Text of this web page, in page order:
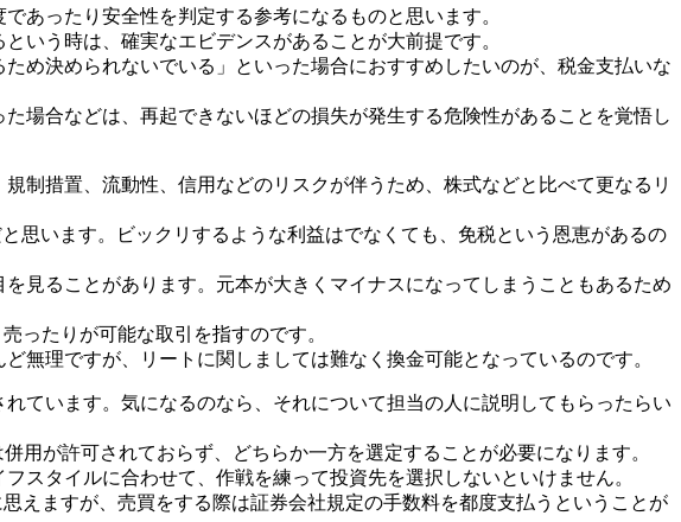
あったり安全性を判定する参考になるものと思います。
いう時は、確実なエビデンスがあることが大前提です。
め決められないでいる」といった場合におすすめしたいのが、税金支払いな
場合などは、再起できないほどの損失が発生する危険性があることを覚悟し
制措置、流動性、信用などのリスクが伴うため、株式などと比べて更なるリ
思います。ビックリするような利益はでなくても、免税という恩恵があるの
見ることがあります。元本が大きくマイナスになってしまうこともあるため
ったりが可能な取引を指すのです。
無理ですが、リートに関しましては難なく換金可能となっているのです。
ています。気になるのなら、それについて担当の人に説明してもらったらい
が許可されておらず、どちらか一方を選定することが必要になります。
スタイルに合わせて、作戦を練って投資先を選択しないといけません。
えますが、売買をする際は証券会社規定の手数料を都度支払うということが